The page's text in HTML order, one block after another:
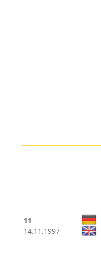
11
14.11.1997